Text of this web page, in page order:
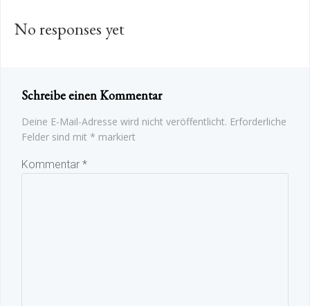
No responses yet
Schreibe einen Kommentar
Deine E-Mail-Adresse wird nicht veröffentlicht. Erforderliche
Felder sind mit * markiert
Kommentar *